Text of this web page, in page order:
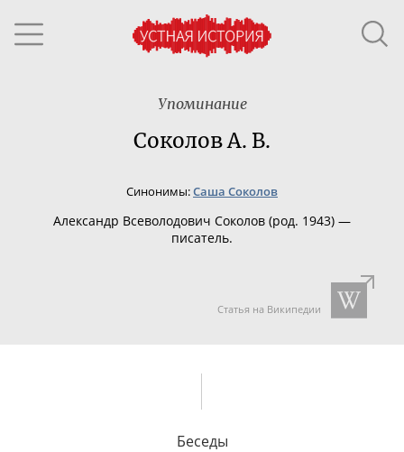
Упоминание
Соколов А. В.
Синонимы:Саша Соколов
Александр Всеволодович Соколов (род. 1943) —
писатель.
Статья на Википедии
Беседы